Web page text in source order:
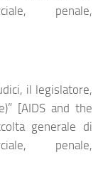
penale,
il legislatore,
[AIDS and the
generale di
penale,